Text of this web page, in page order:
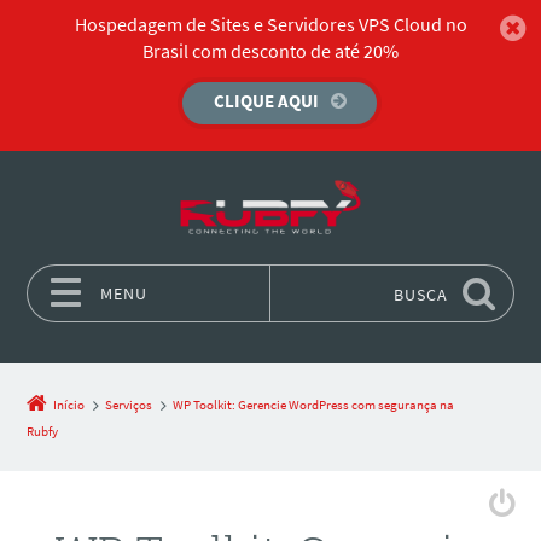
Hospedagem de Sites e Servidores VPS Cloud no
Brasil com desconto de até 20%
CLIQUE AQUI
MENU BUSCA
Início Serviços
WP Toolkit: Gerencie WordPress com segurança na
Rubfy